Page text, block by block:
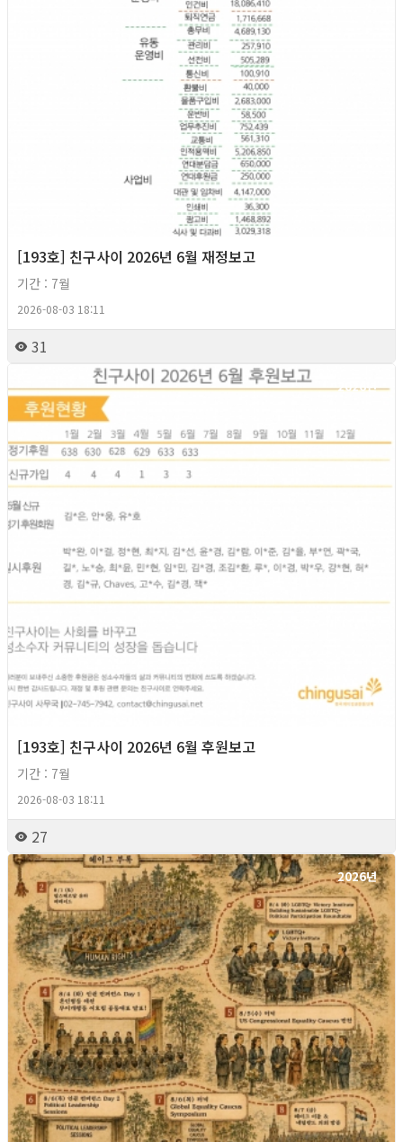
[193호] 친구사이 2026년 6월 재정보고
기간 : 7월
2026-08-03 18:11
31
2026년
[193호] 친구사이 2026년 6월 후원보고
기간 : 7월
2026-08-03 18:11
27
2026년